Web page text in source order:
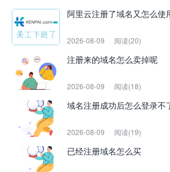
阿里云注册了域名又怎么使
2026-08-09 阅读(20)
注册来的域名怎么卖掉呢
2026-08-09 阅读(18)
域名注册成功后怎么登录不
2026-08-09 阅读(19)
已经注册域名怎么买